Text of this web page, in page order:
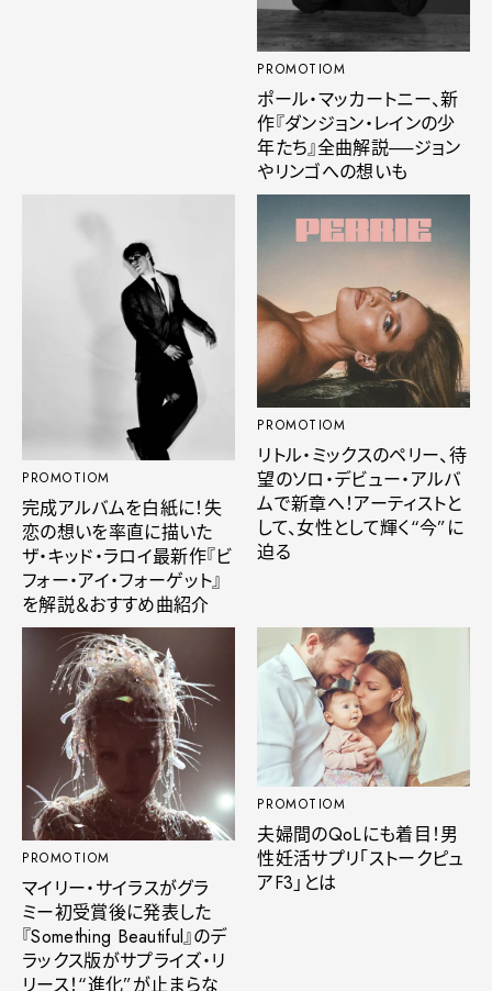
PROMOTIOM
ポール・マッカートニー、新
作『ダンジョン・レインの少
年たち』全曲解説──ジョン
やリンゴへの想いも
PROMOTIOM
完成アルバムを白紙に！失
恋の想いを率直に描いた
ザ・キッド・ラロイ最新作『ビ
フォー・アイ・フォーゲット』
を解説＆おすすめ曲紹介
PROMOTIOM
リトル・ミックスのペリー、待
望のソロ・デビュー・アルバ
ムで新章へ！アーティストと
して、女性として輝く“今”に
迫る
PROMOTIOM
マイリー・サイラスがグラ
ミー初受賞後に発表した
『Something Beautiful』のデ
ラックス版がサプライズ・リ
リース！“進化”が止まらな
PROMOTIOM
夫婦間のQoLにも着目！男
性妊活サプリ「ストークピュ
アF3」とは